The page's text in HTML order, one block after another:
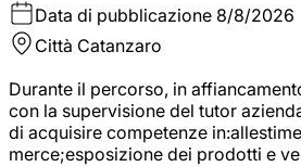
Data di pubblicazione 8/8/2026
Città Catanzaro
Durante il percorso, in
con la supervisione del tutor
di acquisire competenze
merce;esposizione dei prodotti e